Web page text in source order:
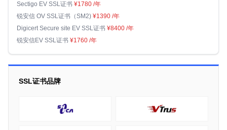
Sectigo EV SSL证书 ¥1780 /年
锐安信 OV SSL证书（SM2) ¥1390 /年
Digicert Secure site EV SSL证书 ¥8400 /年
锐安信EV SSL证书 ¥1760 /年
SSL证书品牌